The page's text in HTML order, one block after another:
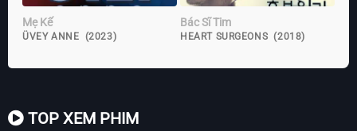
Mẹ Kế
ÜVEY ANNE (2023)
Bác Sĩ Tim
HEART SURGEONS (2018)
TOP XEM PHIM